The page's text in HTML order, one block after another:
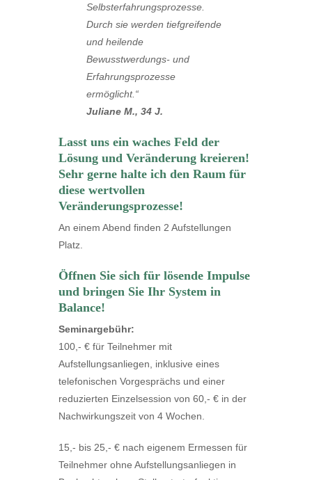
Selbsterfahrungsprozesse.
Durch sie werden tiefgreifende
und heilende
Bewusstwerdungs- und
Erfahrungsprozesse
ermöglicht.“
Juliane M., 34 J.
Lasst uns ein waches Feld der
Lösung und Veränderung kreieren!
Sehr gerne halte ich den Raum für
diese wertvollen
Veränderungsprozesse!
An einem Abend finden 2 Aufstellungen
Platz.
Öffnen Sie sich für lösende Impulse
und bringen Sie Ihr System in
Balance!
Seminargebühr:
100,- € für Teilnehmer mit
Aufstellungsanliegen, inklusive eines
telefonischen Vorgesprächs und einer
reduzierten Einzelsession von 60,- € in der
Nachwirkungszeit von 4 Wochen.
15,- bis 25,- € nach eigenem Ermessen für
Teilnehmer ohne Aufstellungsanliegen in